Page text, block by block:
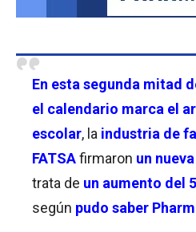
En esta segunda mitad
el calendario marca el
escolar, la industria de
FATSAfirmaron un
trata de un aumento del
según pudo saber